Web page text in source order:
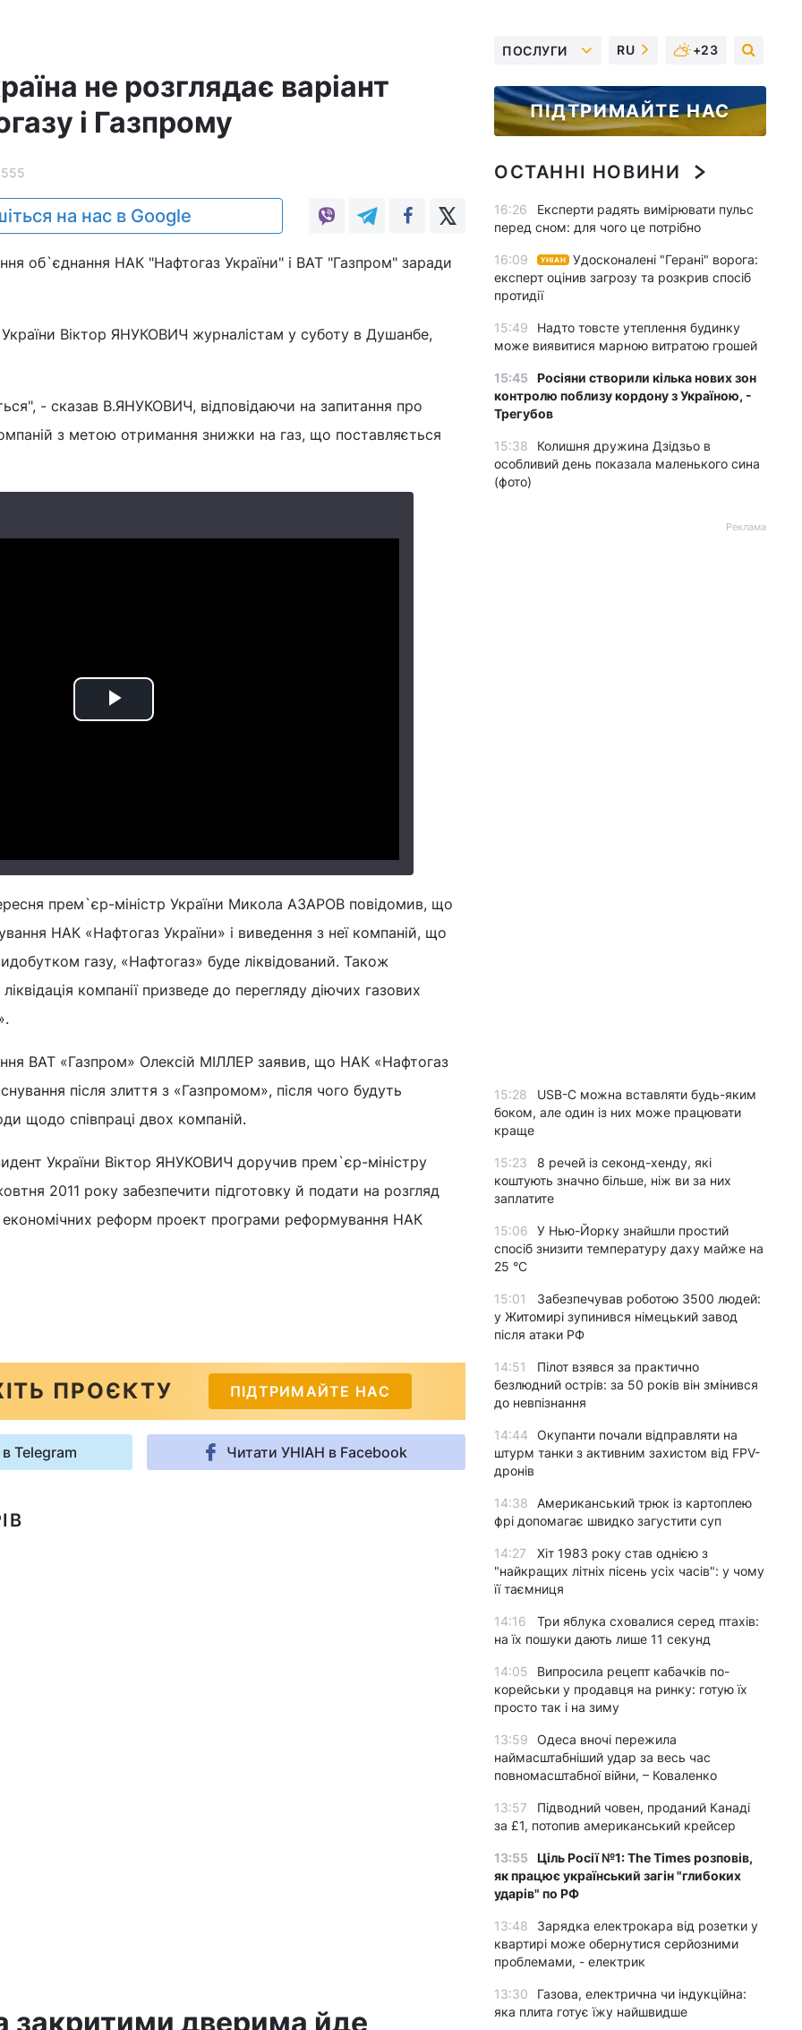
не розглядає варіант
і Газпрому
на нас в Google
об`єднання НАК "Нафтогаз України" і ВАТ "Газпром" заради
Віктор ЯНУКОВИЧ журналістам у суботу в Душанбе,
- сказав В.ЯНУКОВИЧ, відповідаючи на запитання про
з метою отримання знижки на газ, що поставляється
Play
прем`єр-міністр України Микола АЗАРОВ повідомив, що
НАК «Нафтогаз України» і виведення з неї компаній, що
газу, «Нафтогаз» буде ліквідований. Також
компанії призведе до перегляду діючих газових
ВАТ «Газпром» Олексій МІЛЛЕР заявив, що НАК «Нафтогаз
після злиття з «Газпромом», після чого будуть
щодо співпраці двох компаній.
України Віктор ЯНУКОВИЧ доручив прем`єр-міністру
2011 року забезпечити підготовку й подати на розгляд
економічних реформ проект програми реформування НАК
ПРОЄКТУ ПІДТРИМАЙТЕ НАС
Telegram Читати УНІАН в Facebook
закритими дверима йде
ПОСЛУГИ RU +23
ПІДТРИМАЙТЕ НАС
ОСТАННІ НОВИНИ
16:26
Експерти радять вимірювати пульс
перед сном: для чого це потрібно
16:09 УНІАН
Удосконалені "Герані" ворога:
експерт оцінив загрозу та розкрив спосіб
протидії
15:49
Надто товсте утеплення будинку
може виявитися марною витратою грошей
15:45 Росіяни створили кілька нових зон
контролю поблизу кордону з Україною, -
Трегубов
15:38
Колишня дружина Дзідзьо в
особливий день показала маленького сина
(фото)
Реклама
15:28
USB-C можна вставляти будь-яким
боком, але один із них може працювати
краще
15:23
8 речей із секонд-хенду, які
коштують значно більше, ніж ви за них
заплатите
15:06
У Нью-Йорку знайшли простий
спосіб знизити температуру даху майже на
25 °C
15:01
Забезпечував роботою 3500 людей:
у Житомирі зупинився німецький завод
після атаки РФ
14:51
Пілот взявся за практично
безлюдний острів: за 50 років він змінився
до невпізнання
14:44
Окупанти почали відправляти на
штурм танки з активним захистом від FPV-
дронів
14:38
Американський трюк із картоплею
фрі допомагає швидко загустити суп
14:27
Хіт 1983 року став однією з
"найкращих літніх пісень усіх часів": у чому
її таємниця
14:16
Три яблука сховалися серед птахів:
на їх пошуки дають лише 11 секунд
14:05
Випросила рецепт кабачків по-
корейськи у продавця на ринку: готую їх
просто так і на зиму
13:59
Одеса вночі пережила
наймасштабніший удар за весь час
повномасштабної війни, – Коваленко
13:57
Підводний човен, проданий Канаді
за £1, потопив американський крейсер
13:55 Ціль Росії №1: The Times розповів,
як працює український загін "глибоких
ударів" по РФ
13:48
Зарядка електрокара від розетки у
квартирі може обернутися серйозними
проблемами, - електрик
13:30
Газова, електрична чи індукційна:
яка плита готує їжу найшвидше